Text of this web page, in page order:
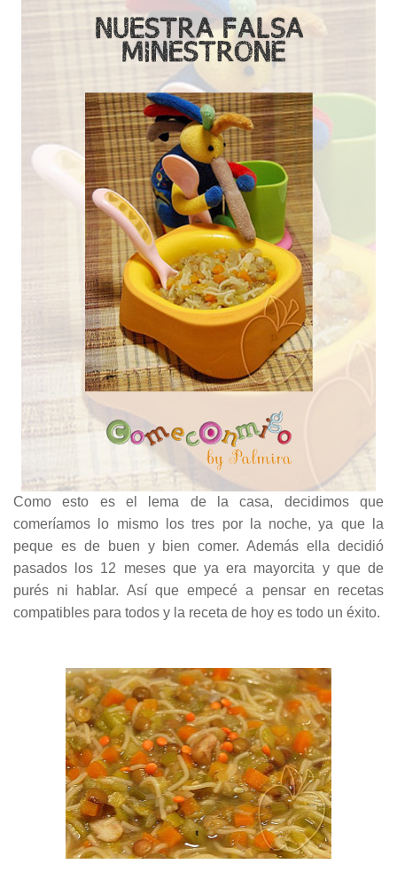
Como esto es el lema de la casa, decidimos que
comeríamos lo mismo los tres por la noche, ya que la
peque es de buen y bien comer. Además ella decidió
pasados los 12 meses que ya era mayorcita y que de
purés ni hablar. Así que empecé a pensar en recetas
compatibles para todos y la receta de hoy es todo un éxito.